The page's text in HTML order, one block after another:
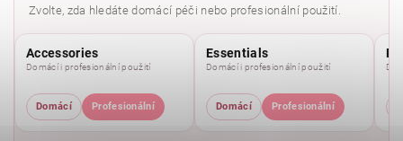
Zvolte, zda hledáte domácí péči nebo profesionální použití.
Accessories
Domácí i profesionální použití
Domácí Profesionální
Essentials
Domácí i profesionální použití
Domácí Profesionální